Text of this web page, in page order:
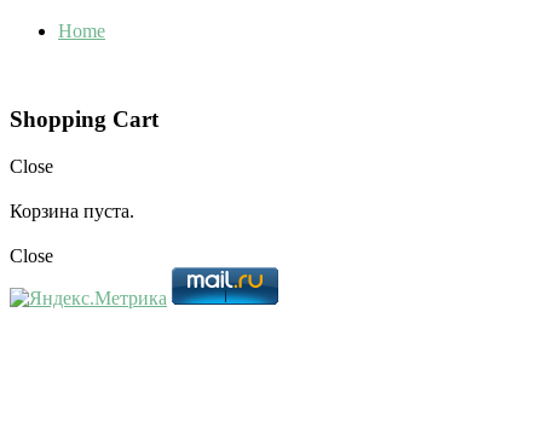
Home
Shopping Cart
Close
Корзина пуста.
Close